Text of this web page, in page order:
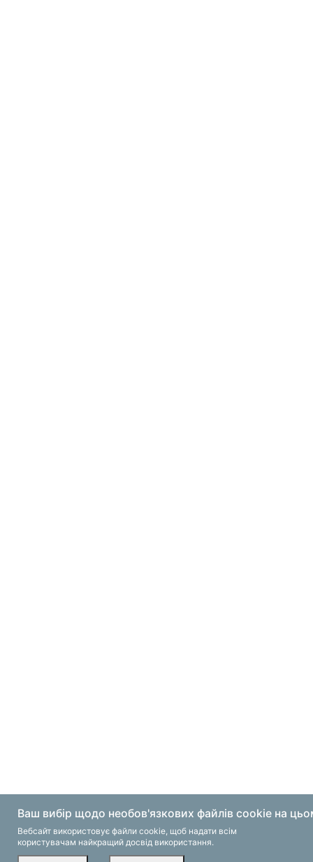
Ваш вибір щодо необов'язкових файлів cookie на
Вебсайт використовує файли cookie, щоб надати всім
користувачам найкращий досвід використання.
Ваш вибір щодо необов'язкових файлів cookie на
Вебсайт використовує файли cookie, щоб надати всім
користувачам найкращий досвід використання.